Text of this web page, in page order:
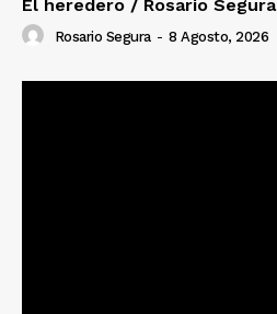
El heredero / Rosario Segura
Rosario Segura - 8 Agosto, 2026